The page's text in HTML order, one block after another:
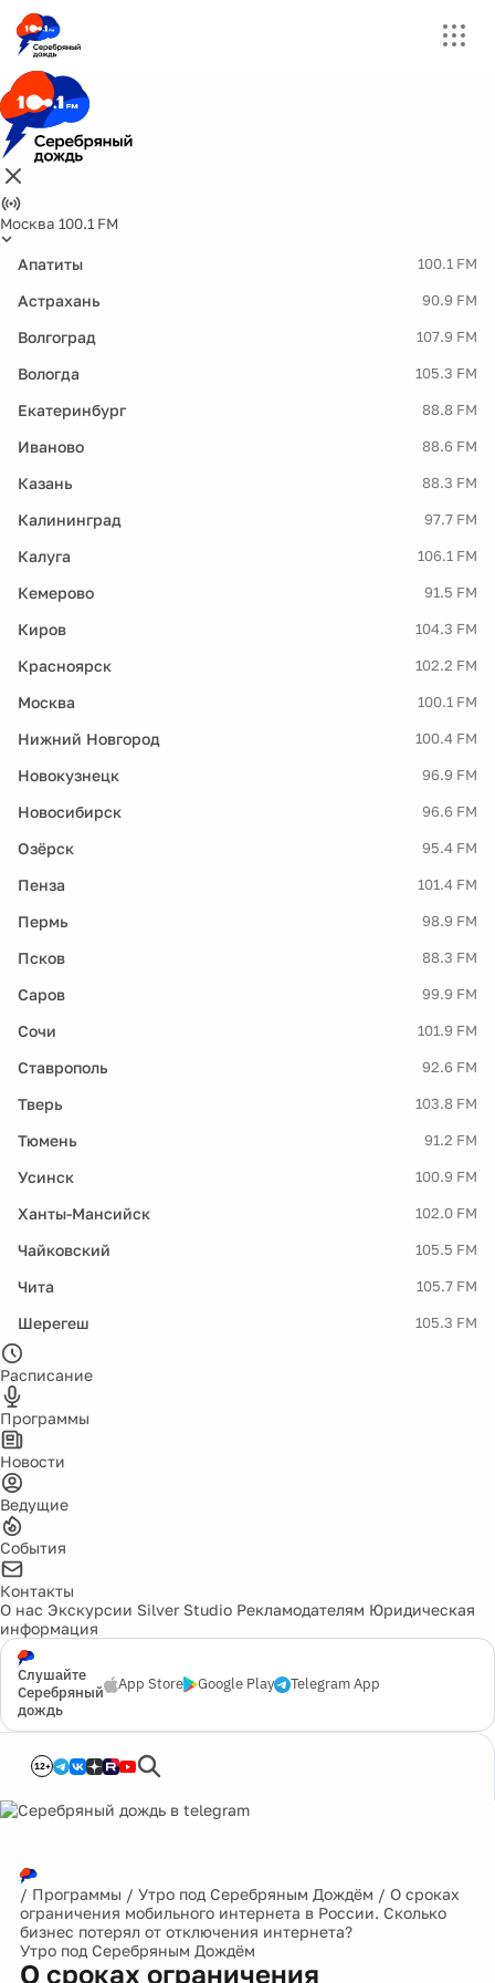
Москва 100.1 FM
Апатиты 100.1 FM
Астрахань 90.9 FM
Волгоград 107.9 FM
Вологда 105.3 FM
Екатеринбург 88.8 FM
Иваново 88.6 FM
Казань 88.3 FM
Калининград 97.7 FM
Калуга 106.1 FM
Кемерово 91.5 FM
Киров 104.3 FM
Красноярск 102.2 FM
Москва 100.1 FM
Нижний Новгород 100.4 FM
Новокузнецк 96.9 FM
Новосибирск 96.6 FM
Озёрск 95.4 FM
Пенза 101.4 FM
Пермь 98.9 FM
Псков 88.3 FM
Саров 99.9 FM
Сочи 101.9 FM
Ставрополь 92.6 FM
Тверь 103.8 FM
Тюмень 91.2 FM
Усинск 100.9 FM
Ханты-Мансийск 102.0 FM
Чайковский 105.5 FM
Чита 105.7 FM
Шерегеш 105.3 FM
Расписание
Программы
Новости
Ведущие
События
Контакты
О нас Экскурсии Silver Studio Рекламодателям Юридическая
информация
Слушайте
Серебряный
дождь
App Store Google Play Telegram App
12+
/ Программы / Утро под Серебряным Дождём / О сроках
ограничения мобильного интернета в России. Сколько
бизнес потерял от отключения интернета?
Утро под Серебряным Дождём
О сроках ограничения